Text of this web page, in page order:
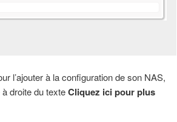
l’ajouter à la configuration de son NAS,
droite du texteCliquez ici pour plus